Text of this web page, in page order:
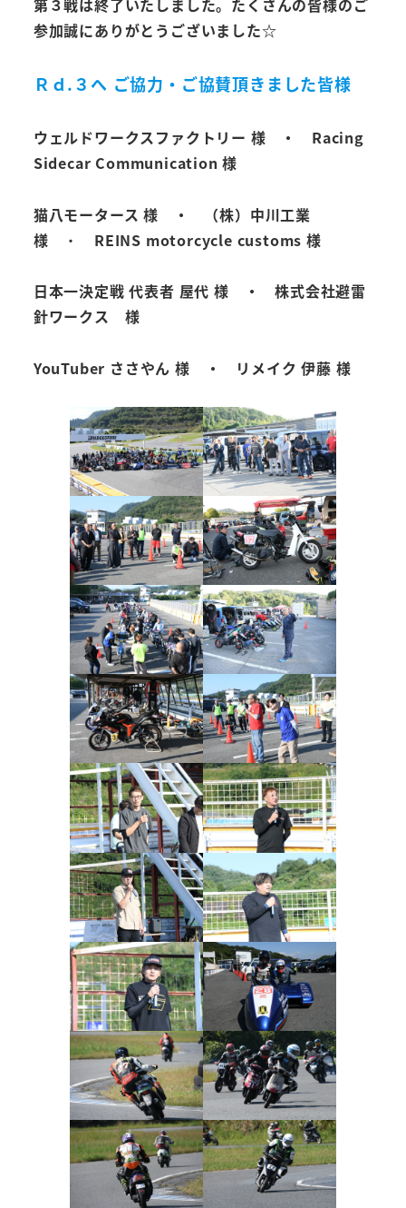
第３戦は終了いたしました。たくさんの皆様のご
参加誠にありがとうございました☆
Ｒｄ.３へ ご協力・ご協賛頂きました皆様
ウェルドワークスファクトリー 様 ・ Racing
Sidecar Communication 様
猫八モータース 様 ・ （株）中川工業
様 ・ REINS motorcycle customs 様
日本一決定戦 代表者 屋代 様 ・ 株式会社避雷
針ワークス 様
YouTuber ささやん 様 ・ リメイク 伊藤 様